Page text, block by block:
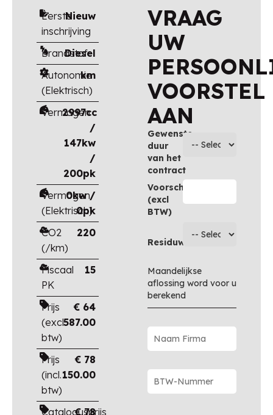
Eerste
inschrijving
Nieuw
Brandstof
Diesel
Autonomie
(Elektrisch)
km
Vermogen
2997cc
/
147kw
/
200pk
Vermogen
(Elektrisch)
0kw /
0pk
CO2
(/km)
220
Fiscaal
PK
15
Prijs
(excl.
btw)
€ 64
587.00
Prijs
(incl.
btw)
€ 78
150.00
Catalogusprijs
€78
VRAAG
UW
VOORSTEL
AAN
Gewenste
duur
van het
contract
Voorschot
(excl
BTW)
Residuwaarde
Maandelijkse
aflossing word voor u
berekend